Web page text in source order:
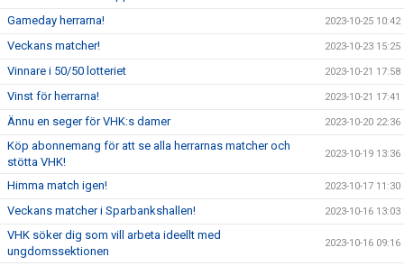
Gameday herrarna! 2023-10-25 10:42
Veckans matcher! 2023-10-23 15:25
Vinnare i 50/50 lotteriet 2023-10-21 17:58
Vinst för herrarna! 2023-10-21 17:41
Ännu en seger för VHK:s damer 2023-10-20 22:36
Köp abonnemang för att se alla herrarnas matcher och
stötta VHK!
2023-10-19 13:36
Himma match igen! 2023-10-17 11:30
Veckans matcher i Sparbankshallen! 2023-10-16 13:03
VHK söker dig som vill arbeta ideellt med
ungdomssektionen
2023-10-16 09:16